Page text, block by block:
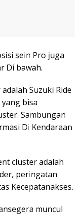
sein Pro juga
Di bawah.
Suzuki Ride
bisa
Sambungan
Di Kendaraan
cluster adalah
peringatan
Kecepatanakses.
muncul